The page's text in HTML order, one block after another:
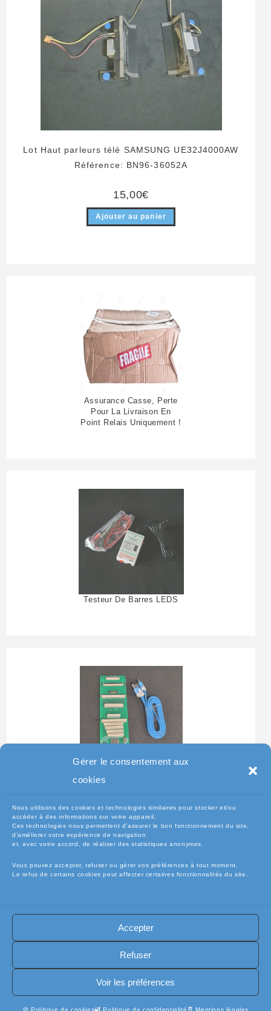
Gérer le consentement aux
cookies
Nous utilisons des cookies et technologies similaires pour stocker et/ou
accéder à des informations sur votre appareil.
Ces technologies nous permettent d’assurer le bon fonctionnement du site,
d’améliorer votre expérience de navigation
et, avec votre accord, de réaliser des statistiques anonymes.
Vous pouvez accepter, refuser ou gérer vos préférences à tout moment.
Le refus de certains cookies peut affecter certaines fonctionnalités du site.
Accepter
Refuser
Voir les préférences
🍪 Politique de cookies🔐 Politique de confidentialité 🧾 Mentions légales
Lot Haut parleurs télé SAMSUNG UE32J4000AW
Référence: BN96-36052A
15,00€
Ajouter au panier
Assurance Casse, Perte
Pour La Livraison En
Point Relais Uniquement !
Testeur De Barres LEDS
Testeur Pour Clavier De
🧾Conditions Générales de Vente (CGV)
🔐 Politique de confidentialité
🔐 Exercer mes droits RGPD
🛡️ Assurance casse / perte